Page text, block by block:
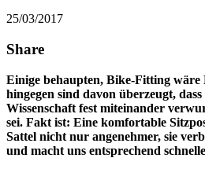
25/03/2017
Share
Einige behaupten, Bike-Fitting wäre
hingegen sind davon überzeugt,
Wissenschaft fest miteinander
sei. Fakt ist: Eine komfortable
Sattel nicht nur angenehmer, sie
und macht uns entsprechend